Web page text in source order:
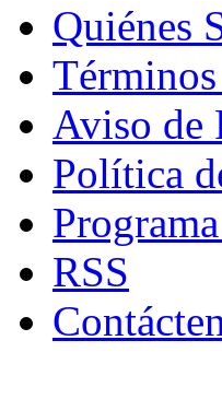
Quiénes
Aviso de
Política
RSS